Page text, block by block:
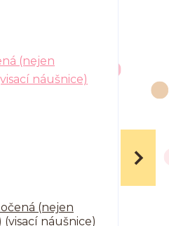
(nejen
náušnice)